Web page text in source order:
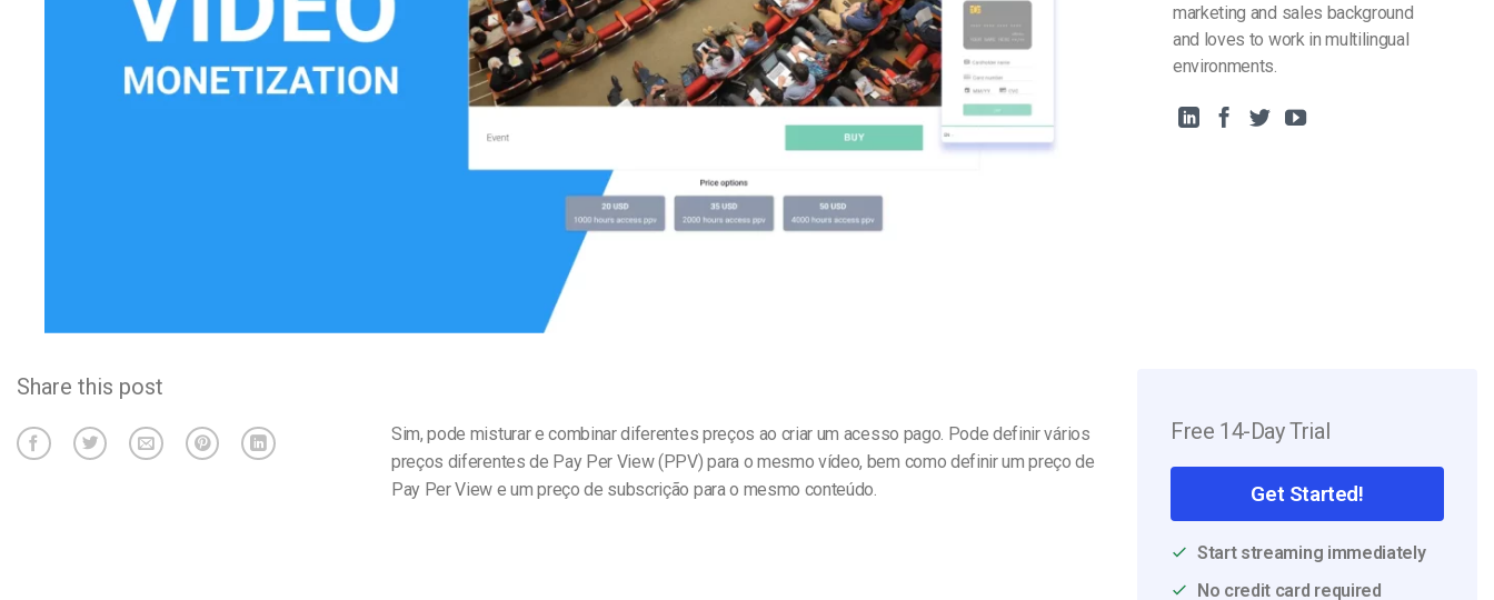
Alojamento de Vídeo Online
Video CMS
Privacidade e Segurança
Análise de Vídeo
Monetização de Vídeo
Marketing em Vídeo
marketing and sales background
and loves to work in multilingual
environments.
Share this post
Sim, pode misturar e combinar diferentes preços ao criar um acesso pago. Pode definir vários
preços diferentes de Pay Per View (PPV) para o mesmo vídeo, bem como definir um preço de
Pay Per View e um preço de subscrição para o mesmo conteúdo.
Free 14-Day Trial
Get Started!
Start streaming immediately
No credit card required